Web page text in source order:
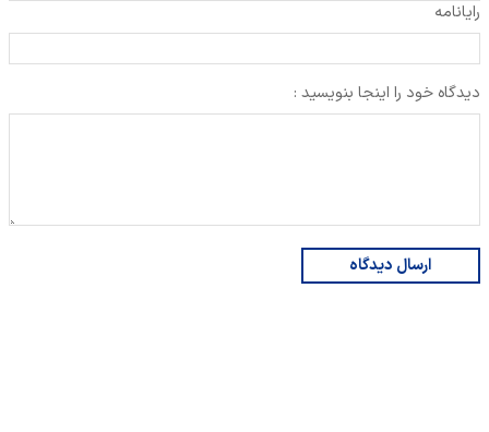
رایانامه
دیدگاه خود را اینجا بنویسید :
ارسال دیدگاه